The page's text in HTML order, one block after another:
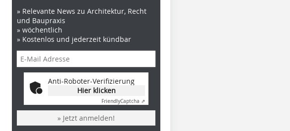
» Relevante News zu Architektur, Recht
und Baupraxis
» wöchentlich
» Kostenlos und jederzeit kündbar
Anti-Roboter-Verifizierung
Hier klicken
FriendlyCaptcha ⇗
» Jetzt anmelden!